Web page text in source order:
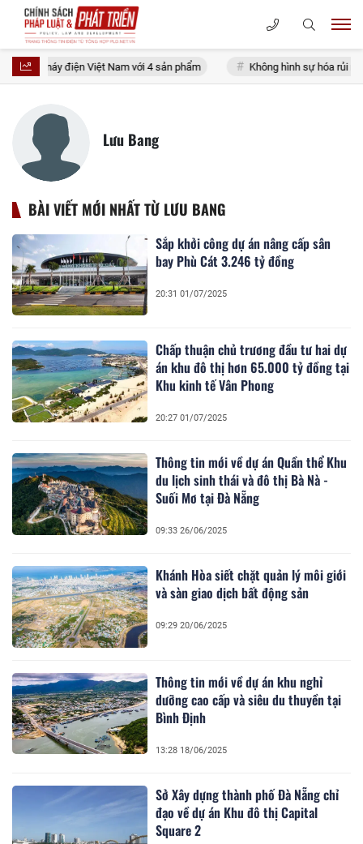
xe máy điện Việt Nam với 4 sản phẩm Không hình sự hóa rủi ro
Lưu Bang
BÀI VIẾT MỚI NHẤT TỪ LƯU BANG
Sắp khởi công dự án nâng cấp sân
bay Phù Cát 3.246 tỷ đồng
20:31 01/07/2025
Chấp thuận chủ trương đầu tư hai dự
án khu đô thị hơn 65.000 tỷ đồng tại
Khu kinh tế Vân Phong
20:27 01/07/2025
Thông tin mới về dự án Quần thể Khu
du lịch sinh thái và đô thị Bà Nà -
Suối Mơ tại Đà Nẵng
09:33 26/06/2025
Khánh Hòa siết chặt quản lý môi giới
và sàn giao dịch bất động sản
09:29 20/06/2025
Thông tin mới về dự án khu nghỉ
dưỡng cao cấp và siêu du thuyền tại
Bình Định
13:28 18/06/2025
Sở Xây dựng thành phố Đà Nẵng chỉ
đạo về dự án Khu đô thị Capital
Square 2